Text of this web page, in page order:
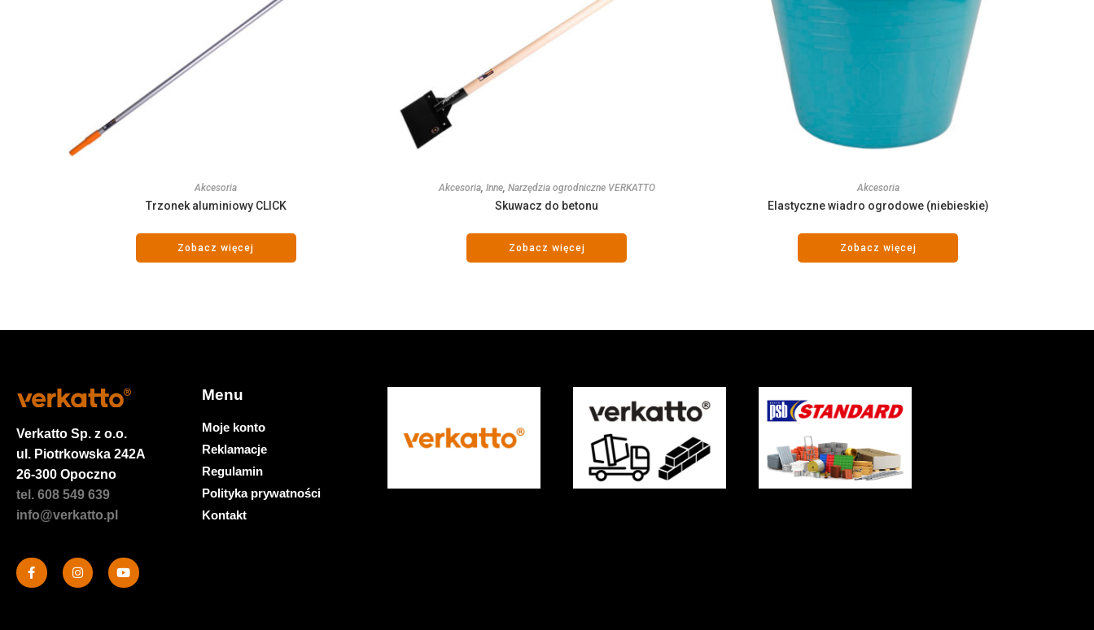
Akcesoria
Trzonek aluminiowy CLICK
Zobacz więcej
Akcesoria, Inne, Narzędzia ogrodniczne VERKATTO
Skuwacz do betonu
Zobacz więcej
Akcesoria
Elastyczne wiadro ogrodowe (niebieskie)
Zobacz więcej
Verkatto Sp. z o.o.
ul. Piotrkowska 242A
26-300 Opoczno
tel. 608 549 639
info@verkatto.pl
Menu
Moje konto
Reklamacje
Regulamin
Polityka prywatności
Kontakt